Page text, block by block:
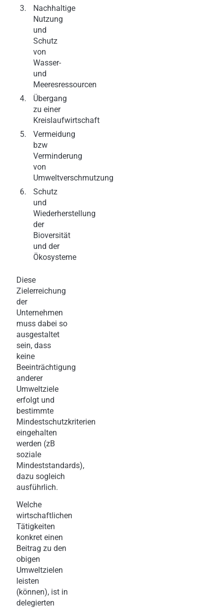
Nachhaltige
Nutzung
und
Schutz
von
Wasser-
und
Meeresressourcen
Übergang
zu einer
Kreislaufwirtschaft
Vermeidung
bzw
Verminderung
von
Umweltverschmutzung
Schutz
und
Wiederherstellung
der
Bioversität
und der
Ökosysteme
Diese
Zielerreichung
der
Unternehmen
muss dabei so
ausgestaltet
sein, dass
keine
Beeinträchtigung
anderer
Umweltziele
erfolgt und
bestimmte
Mindestschutzkriterien
eingehalten
werden (zB
soziale
Mindeststandards),
dazu sogleich
ausführlich.
Welche
wirtschaftlichen
Tätigkeiten
konkret einen
Beitrag zu den
obigen
Umweltzielen
leisten
(können), ist in
delegierten